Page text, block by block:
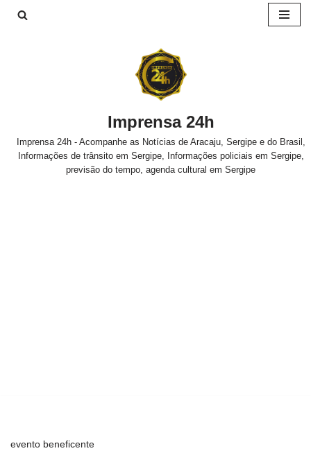
Imprensa 24h
Imprensa 24h - Acompanhe as Notícias de Aracaju, Sergipe e do Brasil,
Informações de trânsito em Sergipe, Informações policiais em Sergipe,
previsão do tempo, agenda cultural em Sergipe
evento beneficente